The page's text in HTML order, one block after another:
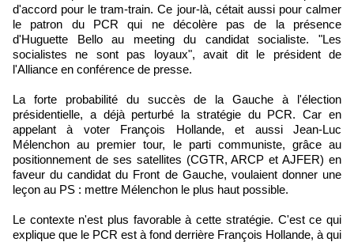
d'accord pour le tram-train. Ce jour-là, cétait aussi pour calmer
le patron du PCR qui ne décolère pas de la présence
d'Huguette Bello au meeting du candidat socialiste. "Les
socialistes ne sont pas loyaux", avait dit le président de
l'Alliance en conférence de presse.
La forte probabilité du succès de la Gauche à l'élection
présidentielle, a déjà perturbé la stratégie du PCR. Car en
appelant à voter François Hollande, et aussi Jean-Luc
Mélenchon au premier tour, le parti communiste, grâce au
positionnement de ses satellites (CGTR, ARCP et AJFER) en
faveur du candidat du Front de Gauche, voulaient donner une
leçon au PS : mettre Mélenchon le plus haut possible.
Le contexte n'est plus favorable à cette stratégie. C'est ce qui
explique que le PCR est à fond derrière François Hollande, à qui